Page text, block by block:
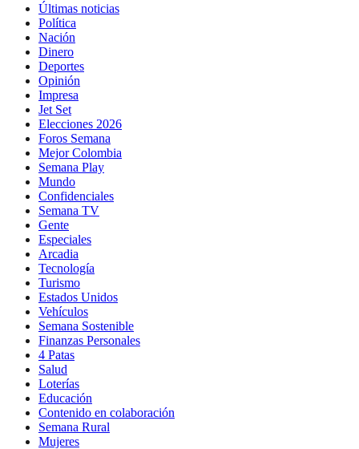
Últimas noticias
Política
Nación
Dinero
Deportes
Opinión
Impresa
Jet Set
Elecciones 2026
Foros Semana
Mejor Colombia
Semana Play
Mundo
Confidenciales
Semana TV
Gente
Especiales
Arcadia
Tecnología
Turismo
Estados Unidos
Vehículos
Semana Sostenible
Finanzas Personales
4 Patas
Salud
Loterías
Educación
Contenido en colaboración
Semana Rural
Mujeres